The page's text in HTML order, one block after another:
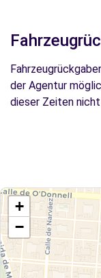
der Agentur
dieser Zeiten
+
−